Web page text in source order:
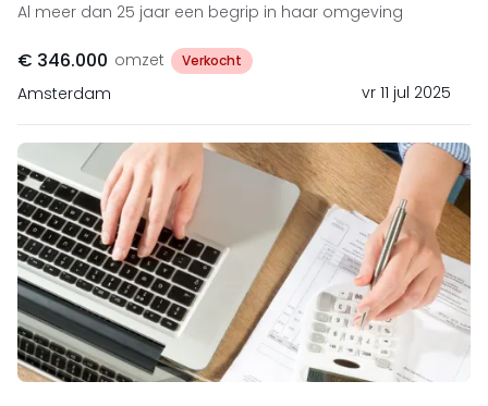
Al meer dan 25 jaar een begrip in haar omgeving
€ 346.000 omzet Verkocht
Amsterdam vr 11 jul 2025